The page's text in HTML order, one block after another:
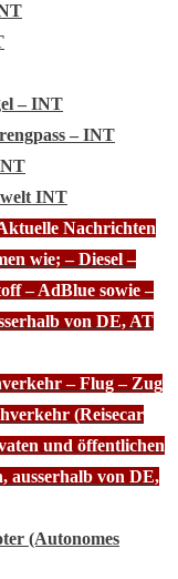
– INT
– INT
INT
Nachrichten
wie; – Diesel –
– AdBlue sowie –
von DE, AT
– Flug – Zug
(Reisecar
und öffentlichen
ausserhalb von DE,
(Autonomes